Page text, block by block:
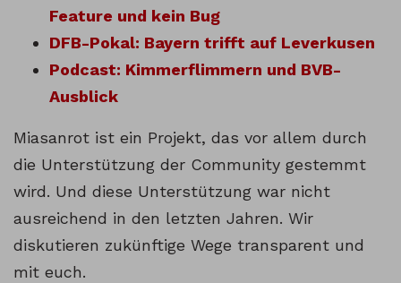
Feature und kein Bug
DFB-Pokal: Bayern trifft auf Leverkusen
Podcast: Kimmerflimmern und BVB-
Ausblick
Miasanrot ist ein Projekt, das vor allem durch
die Unterstützung der Community gestemmt
wird. Und diese Unterstützung war nicht
ausreichend in den letzten Jahren. Wir
diskutieren zukünftige Wege transparent und
mit euch.